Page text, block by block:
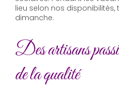
lieu selon nos disponibilités,
dimanche.
Des artisans
de la qualité